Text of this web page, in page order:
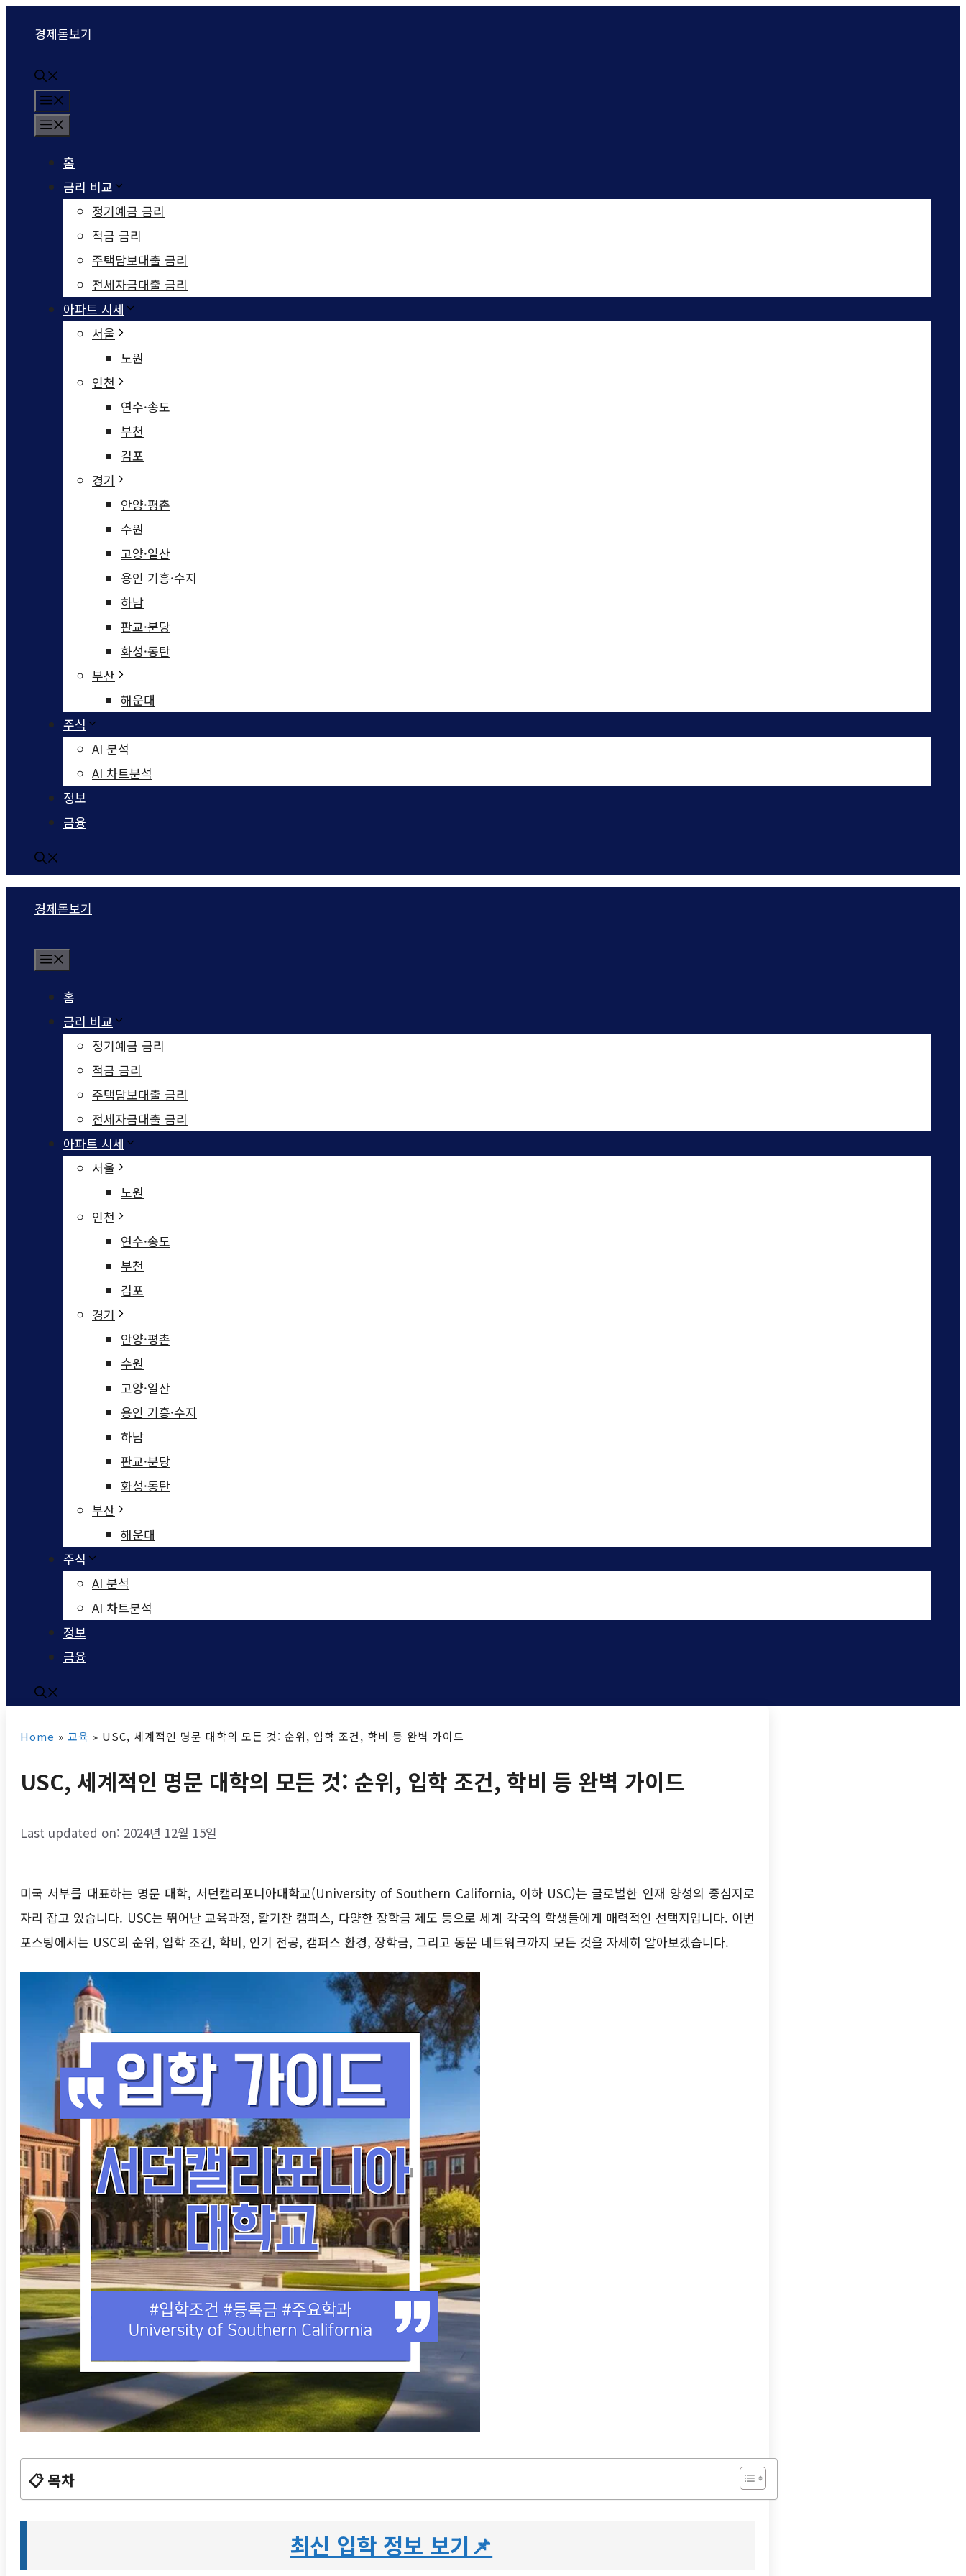
건너뛰기경제돋보기
홈
금리 비교
정기예금 금리
적금 금리
주택담보대출 금리
전세자금대출 금리
아파트 시세
서울
노원
인천
연수·송도
부천
김포
경기
안양·평촌
수원
고양·일산
용인 기흥·수지
하남
판교·분당
화성·동탄
부산
해운대
주식
AI 분석
AI 차트분석
정보
금융
경제돋보기
홈
금리 비교
정기예금 금리
적금 금리
주택담보대출 금리
전세자금대출 금리
아파트 시세
서울
노원
인천
연수·송도
부천
김포
경기
안양·평촌
수원
고양·일산
용인 기흥·수지
하남
판교·분당
화성·동탄
부산
해운대
주식
AI 분석
AI 차트분석
정보
금융
Home » 교육 » USC, 세계적인 명문 대학의 모든 것: 순위, 입학 조건, 학비 등 완벽 가이드
USC, 세계적인 명문 대학의 모든 것: 순위, 입학 조건, 학비 등 완벽 가이드
Last updated on: 2024년 12월 15일
미국 서부를 대표하는 명문 대학, 서던캘리포니아대학교(University of Southern California, 이하 USC)는 글로벌한 인재 양성의 중심지로
자리 잡고 있습니다. USC는 뛰어난 교육과정, 활기찬 캠퍼스, 다양한 장학금 제도 등으로 세계 각국의 학생들에게 매력적인 선택지입니다. 이번
포스팅에서는 USC의 순위, 입학 조건, 학비, 인기 전공, 캠퍼스 환경, 장학금, 그리고 동문 네트워크까지 모든 것을 자세히 알아보겠습니다.
📋 목차
최신 입학 정보 보기📌